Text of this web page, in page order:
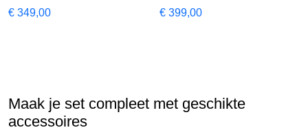
€ 349,00 € 399,00
Maak je set compleet met geschikte
accessoires